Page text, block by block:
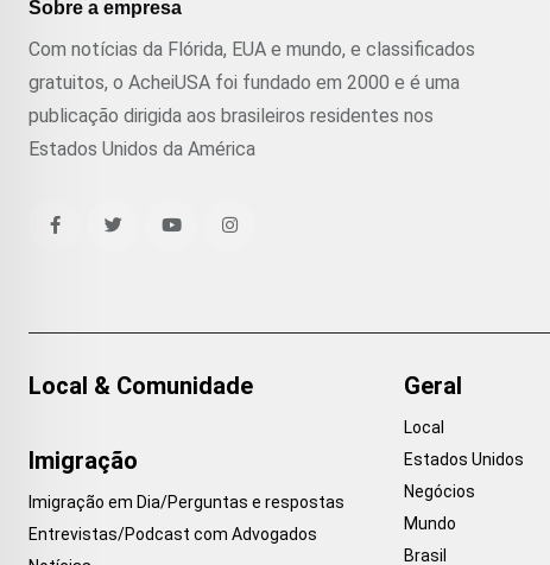
Sobre a empresa
Com notícias da Flórida, EUA e mundo, e classificados
gratuitos, o AcheiUSA foi fundado em 2000 e é uma
publicação dirigida aos brasileiros residentes nos
Estados Unidos da América
Local & Comunidade
Imigração
Imigração em Dia/Perguntas e respostas
Entrevistas/Podcast com Advogados
Geral
Local
Estados Unidos
Negócios
Mundo
Brasil